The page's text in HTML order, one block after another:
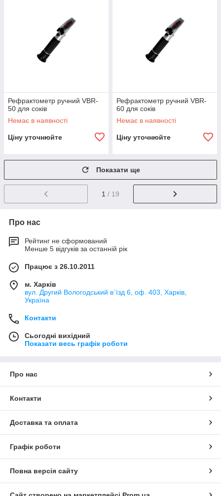
Рефрактометр ручний VBR-
50 для соків
Немає в наявності
Ціну уточнюйте
Рефрактометр ручний VBR-
60 для соків
Немає в наявності
Ціну уточнюйте
Показати ще
1 / 19
Про нас
Рейтинг не сформований
Менше 5 відгуків за останній рік
Працює з 26.10.2011
м. Харків
вул. Другий Вологодський в`їзд 6, оф. 403, Харків,
Україна
Контакти
Сьогодні вихідний
Показати весь графік роботи
Про нас
Контакти
Доставка та оплата
Графік роботи
Повна версія сайту